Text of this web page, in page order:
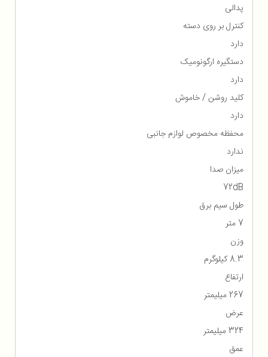
پدالی
کنترل بر روی دسته
دارد
دستگیره ارگونومیک
دارد
کلید روشن / خاموش
دارد
محفظه مخصوص لوازم جانبی
ندارد
ميزان صدا
72dB
طول سیم برق
7 متر
وزن
8.3 کیلوگرم
ارتفاع
267 میلیمتر
عرض
324 میلیمتر
عمق